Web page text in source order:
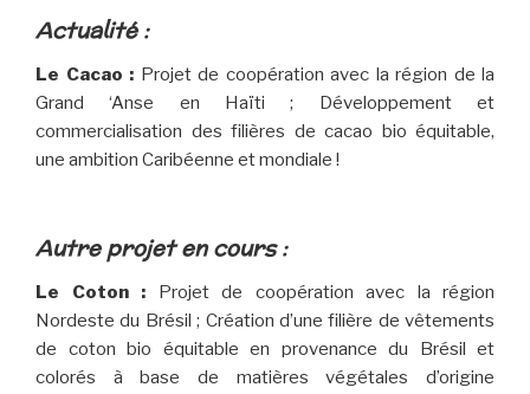
Actualité :
Le Cacao : Projet de coopération avec la région de la
Grand ‘Anse en Haïti ; Développement et
commercialisation des filières de cacao bio équitable,
une ambition Caribéenne et mondiale !
Autre projet en cours :
Le Coton : Projet de coopération avec la région
Nordeste du Brésil ; Création d’une filière de vêtements
de coton bio équitable en provenance du Brésil et
colorés à base de matières végétales d’origine